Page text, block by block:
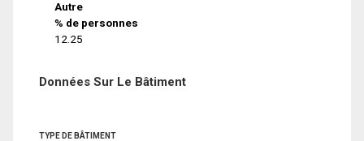
Autre
% de personnes
12.25
Données Sur Le Bâtiment
TYPE DE BÂTIMENT